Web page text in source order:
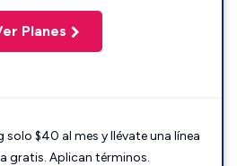
Planes
solo $40 al mes y llévate una línea
gratis. Aplican términos.